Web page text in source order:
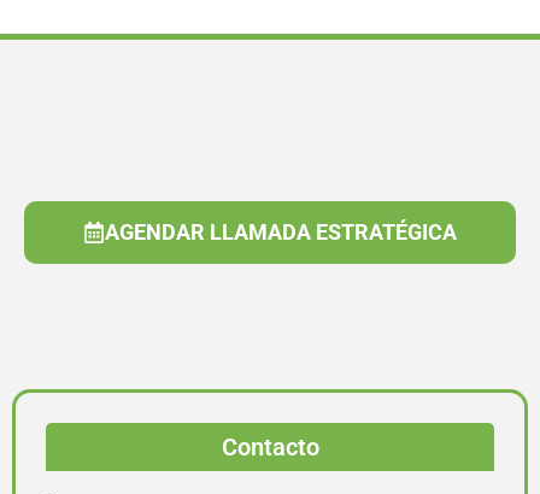
AGENDAR LLAMADA ESTRATÉGICA
Contacto